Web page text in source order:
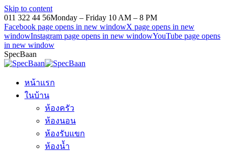
Skip to content
011 322 44 56Monday – Friday 10 AM – 8 PM
Facebook page opens in new windowX page opens in new
windowInstagram page opens in new windowYouTube page opens
in new window
SpecBaan
หน้าแรก
ในบ้าน
ห้องครัว
ห้องนอน
ห้องรับแขก
ห้องน้ำ